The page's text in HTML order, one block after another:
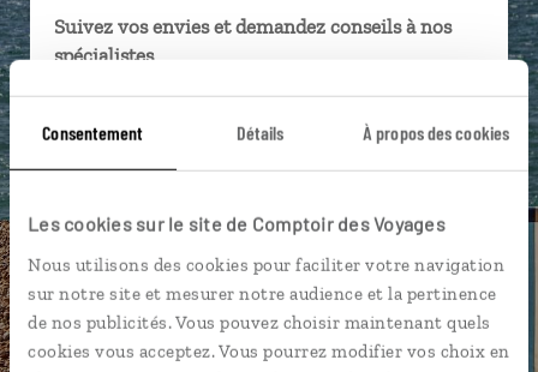
Consentement Détails À propos des cookies
Les cookies sur le site de Comptoir des Voyages
Nous utilisons des cookies pour faciliter votre navigation
sur notre site et mesurer notre audience et la pertinence
de nos publicités. Vous pouvez choisir maintenant quels
cookies vous acceptez. Vous pourrez modifier vos choix en
Suivez vos envies et demandez conseils à nos
spécialistes
près de vos envies et de la réalité du pays.
Échangez en face à face ou depuis nos studios
téléphone.
Vous gardez le même interlocuteur avant,
pendant et après votre voyage.